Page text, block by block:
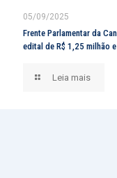
05/09/2025
Frente Parlamentar da
edital de R$ 1,25 milhão
Leia mais